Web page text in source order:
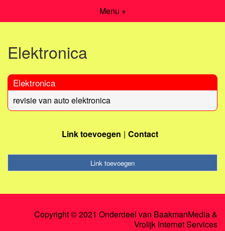
Menu +
Elektronica
Elektronica
revisie van auto elektronica
Link toevoegen Contact
Link toevoegen
Copyright © 2021 Onderdeel van BaakmanMedia&
Vrolijk Internet Services